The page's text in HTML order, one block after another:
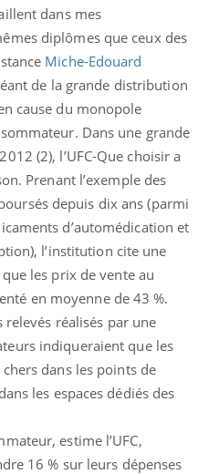
dans mes
diplômes que ceux des
Miche-Edouard
de la grande distribution
cause du monopole
Dans une grande
(2), l’UFC-Que choisir a
Prenant l’exemple des
depuis dix ans (parmi
d’automédication et
l’institution cite une
les prix de vente au
en moyenne de 43 %.
relevés réalisés par une
indiqueraient que les
dans les points de
les espaces dédiés des
estime l’UFC,
16 % sur leurs dépenses